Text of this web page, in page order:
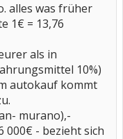
alles was früher
1€ = 13,76
als in
10%)
autokauf kommt
murano),-
000€ - bezieht sich